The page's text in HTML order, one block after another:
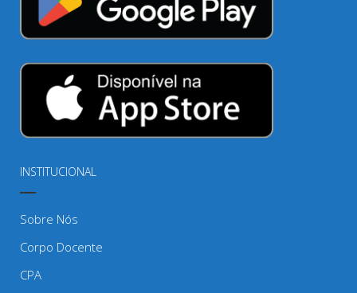
INSTITUCIONAL
Sobre Nós
Corpo Docente
CPA